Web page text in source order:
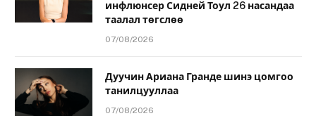
инфлюнсер Сидней Тоул 26 насандаа
таалал төгслөө
07/08/2026
Дуучин Ариана Гранде шинэ цомгоо
танилцууллаа
07/08/2026